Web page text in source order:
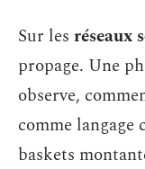
Sur les réseaux
propage. Une
observe,
comme langage
baskets